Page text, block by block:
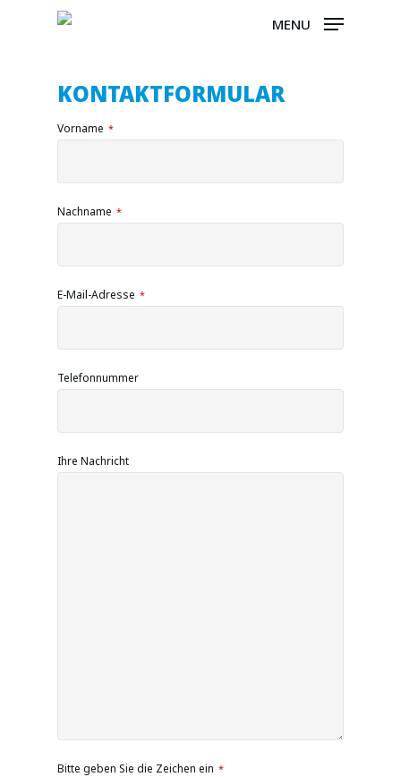
MENU
KONTAKTFORMULAR
Vorname *
Nachname *
E-Mail-Adresse *
Telefonnummer
Ihre Nachricht
Bitte geben Sie die Zeichen ein *